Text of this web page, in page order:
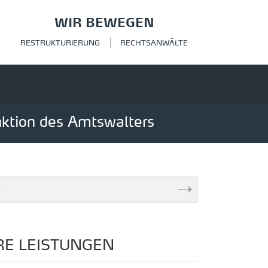
WIR BEWEGEN
RESTRUKTURIERUNG RECHTSANWÄLTE
des Amtswalters
LEISTUNGEN